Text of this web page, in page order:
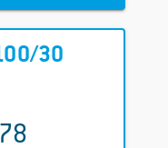
30